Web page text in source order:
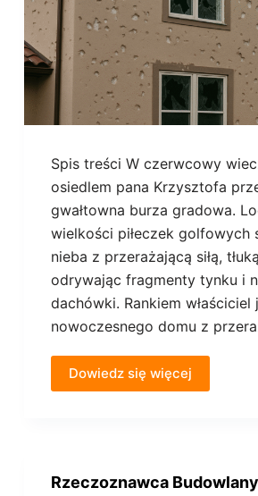
Spis treści W czerwcowy
osiedlem pana Krzysztofa
gwałtowna burza gradowa.
wielkości piłeczek golfowych
nieba z przerażającą siłą,
odrywając fragmenty tynku i
dachówki. Rankiem właściciel
nowoczesnego domu z
Dowiedz się więcej
Rzeczoznawca